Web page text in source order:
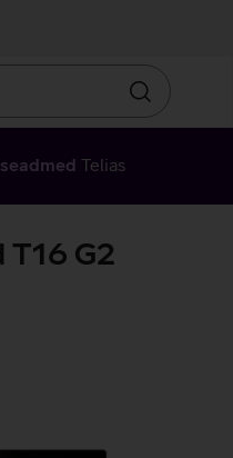
Otsin
Telias
T16 G2